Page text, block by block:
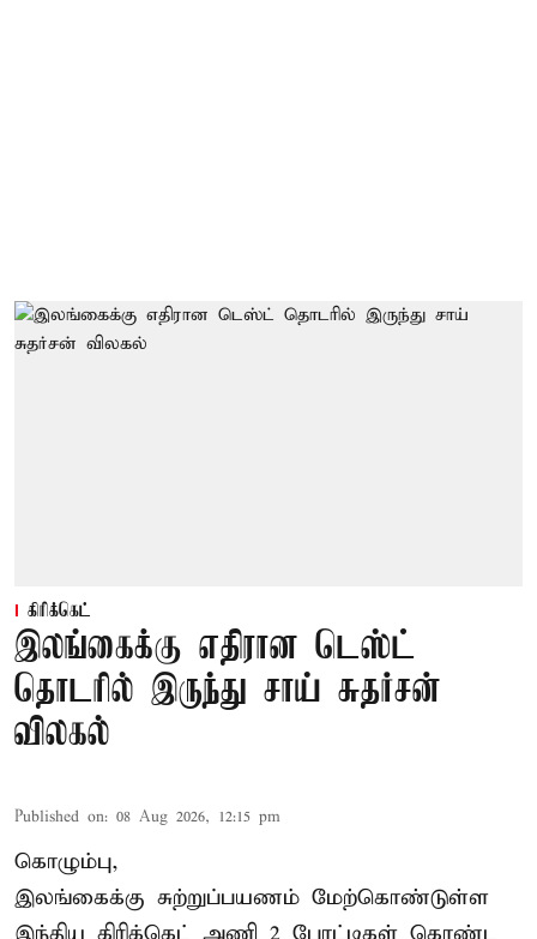
கிரிக்கெட்
இலங்கைக்கு எதிரான டெஸ்ட்
தொடரில் இருந்து சாய் சுதர்சன்
விலகல்
Published on: 08 Aug 2026, 12:15 pm
கொழும்பு,
இலங்கைக்கு சுற்றுப்பயணம் மேற்கொண்டுள்ள